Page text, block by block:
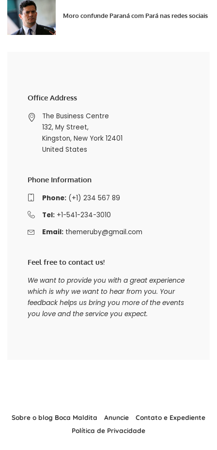
Moro confunde Paraná com Pará nas redes sociais
Office Address
The Business Centre
132, My Street,
Kingston, New York 12401
United States
Phone Information
Phone:(+1) 234 567 89
Tel:+1-541-234-3010
Email: themeruby@gmail.com
Feel free to contact us!
We want to provide you with a great experience
which is why we want to hear from you. Your
feedback helps us bring you more of the events
you love and the service you expect.
Sobre o blog Boca Maldita Anuncie
Contato e Expediente
Política de Privacidade